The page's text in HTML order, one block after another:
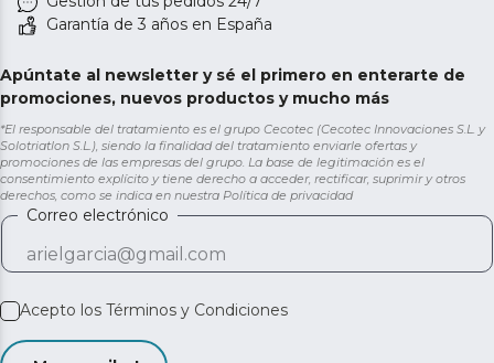
Garantía de 3 años en España
Apúntate al newsletter y sé el primero en enterarte de
promociones, nuevos productos y mucho más
*El responsable del tratamiento es el grupo Cecotec (Cecotec Innovaciones S.L. y
Solotriatlon S.L.), siendo la finalidad del tratamiento enviarle ofertas y
promociones de las empresas del grupo. La base de legitimación es el
consentimiento explícito y tiene derecho a acceder, rectificar, suprimir y otros
derechos, como se indica en nuestra Política de privacidad
Correo electrónico
Acepto los Términos y Condiciones